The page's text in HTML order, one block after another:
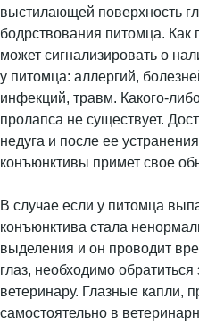
выстилающей поверхность
бодрствования питомца. Как
может сигнализировать о
у питомца: аллергий,
инфекций, травм. Какого-
пролапса не существует.
недуга и после ее
конъюнктивы примет свое
В случае если у питомца
конъюнктива стала
выделения и он проводит
глаз, необходимо обратиться
ветеринару. Глазные капли,
самостоятельно в